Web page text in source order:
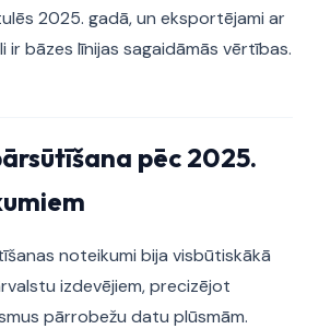
2025. gadā, un eksportējami ar
ir bāzes līnijas sagaidāmās vērtības.
pēc 2025.
noteikumi bija visbūtiskākā
izdevējiem, precizējot
pārrobežu datu plūsmām.